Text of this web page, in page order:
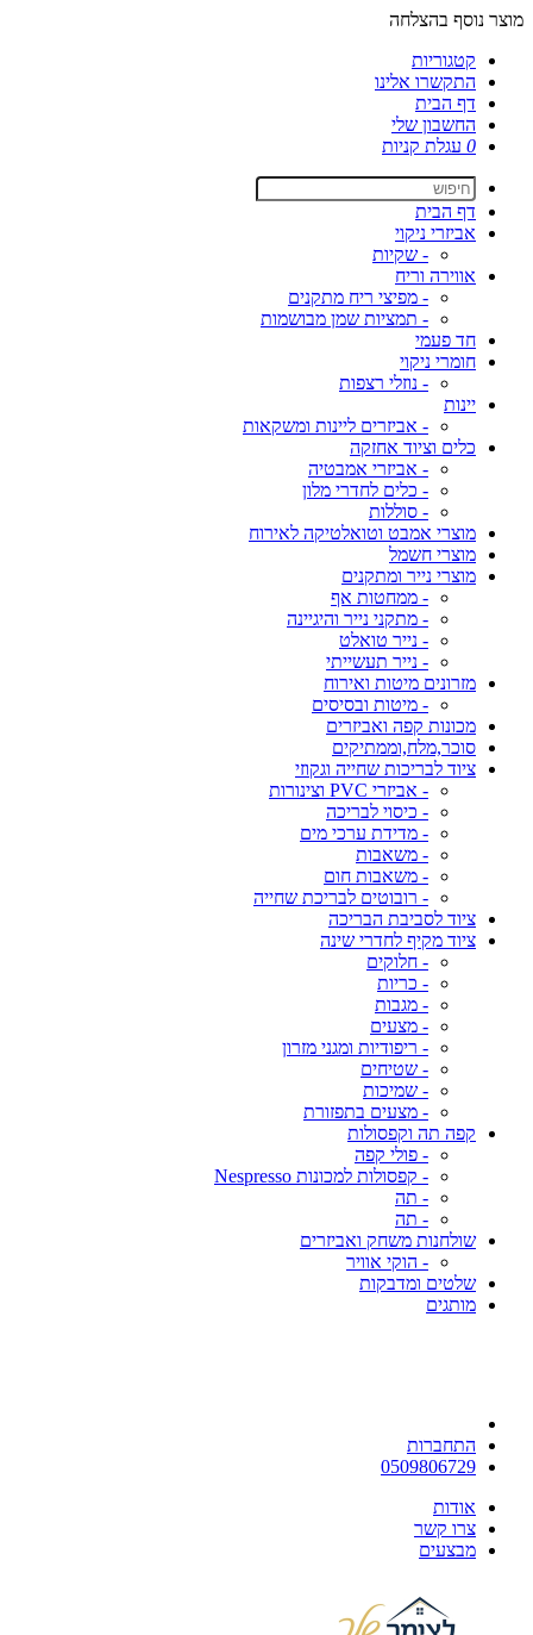
מוצר נוסף בהצלחה
קטגוריות
התקשרו אלינו
דף הבית
החשבון שלי
0 עגלת קניות
דף הבית
אביזרי ניקוי
- שקיות
אווירה וריח
- מפיצי ריח מתקנים
- תמציות שמן מבושמות
חד פעמי
חומרי ניקוי
- נוזלי רצפות
יינות
- אביזרים ליינות ומשקאות
כלים וציוד אחזקה
- אביזרי אמבטיה
- כלים לחדרי מלון
- סוללות
מוצרי אמבט וטואלטיקה לאירוח
מוצרי חשמל
מוצרי נייר ומתקנים
- ממחטות אף
- מתקני נייר והיגיינה
- נייר טואלט
- נייר תעשייתי
מזרונים מיטות ואירוח
- מיטות ובסיסים
מכונות קפה ואביזרים
סוכר,מלח,וממתיקים
ציוד לבריכות שחייה וגקוזי
- אביזרי PVC וצינורות
- כיסוי לבריכה
- מדידת ערכי מים
- משאבות
- משאבות חום
- רובוטים לבריכת שחייה
ציוד לסביבת הבריכה
ציוד מקיף לחדרי שינה
- חלוקים
- כריות
- מגבות
- מצעים
- ריפודיות ומגני מזרון
- שטיחים
- שמיכות
- מצעים בתפזורת
קפה תה וקפסולות
- פולי קפה
- קפסולות למכונות Nespresso
- תה
- תה
שולחנות משחק ואביזרים
- הוקי אוויר
שלטים ומדבקות
מותגים
התחברות
0509806729
אודות
צרו קשר
מבצעים